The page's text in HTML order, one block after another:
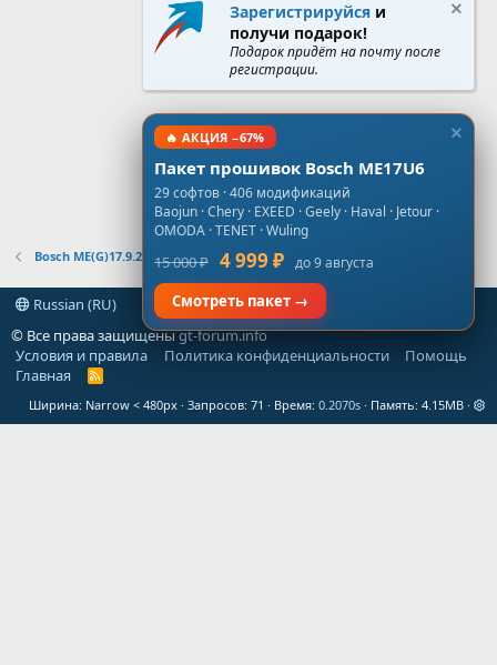
Bosch ME(G)17.9.21
Russian (RU)
© Все права защищеныgt-forum.info
Условия и правила
Политика конфиденциальности
Помощь
Главная
R
S
Ширина Запросов 71 Время 0.2070s Память 4.15MB
Зарегистрируйся и
получи подарок!
Подарок придёт на почту после
регистрации.
🔥 АКЦИЯ −67%
Пакет прошивок Bosch ME17U6
29 софтов · 406 модификаций
Baojun · Chery · EXEED · Geely · Haval · Jetour ·
OMODA · TENET · Wuling
15 000 ₽ 4 999 ₽ до 9 августа
Смотреть пакет →